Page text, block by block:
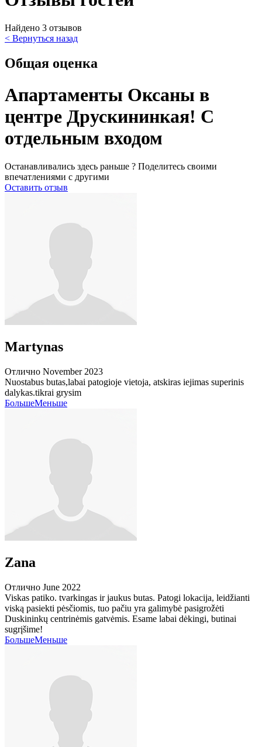
Найдено 3 отзывов
< Вернуться назад
Общая оценка
Апартаменты Оксаны в
центре Друскининкая! С
отдельным входом
Останавливались здесь раньше ? Поделитесь своими
впечатлениями с другими
Оставить отзыв
Martynas
Отлично November 2023
Nuostabus butas,labai patogioje vietoja, atskiras iejimas superinis
dalykas.tikrai grysim
БольшеМеньше
Zana
Отлично June 2022
Viskas patiko. tvarkingas ir jaukus butas. Patogi lokacija, leidžianti
viską pasiekti pėsčiomis, tuo pačiu yra galimybė pasigrožėti
Duskininkų centrinėmis gatvėmis. Esame labai dėkingi, butinai
sugrįšime!
БольшеМеньше